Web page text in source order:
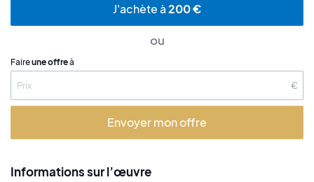
J'achète à200 €
ou
Faireune offreà
€
Envoyer mon offre
Informations sur l’œuvre